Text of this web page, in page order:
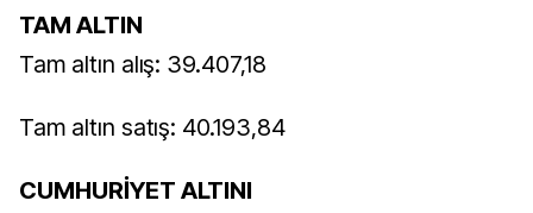
TAM ALTIN
Tam altın alış: 39.407,18
Tam altın satış: 40.193,84
CUMHURİYET ALTINI